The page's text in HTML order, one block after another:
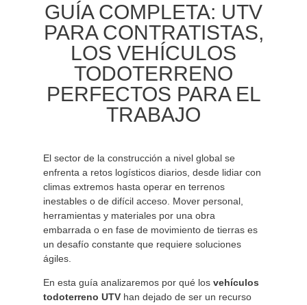
GUÍA COMPLETA: UTV
PARA CONTRATISTAS,
LOS VEHÍCULOS
TODOTERRENO
PERFECTOS PARA EL
TRABAJO
El sector de la construcción a nivel global se
enfrenta a retos logísticos diarios, desde lidiar con
climas extremos hasta operar en terrenos
inestables o de difícil acceso. Mover personal,
herramientas y materiales por una obra
embarrada o en fase de movimiento de tierras es
un desafío constante que requiere soluciones
ágiles.
En esta guía analizaremos por qué los vehículos
todoterreno UTVhan dejado de ser un recurso